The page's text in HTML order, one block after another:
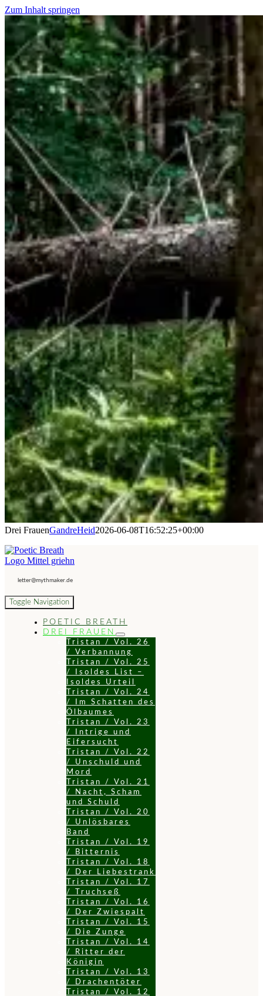
Zum Inhalt springen
Drei FrauenGandreHeid2026-06-08T16:52:25+00:00
letter@mythmaker.de
Toggle Navigation
POETIC BREATH
DREI FRAUEN
Tristan / Vol. 26
/ Verbannung
Tristan / Vol. 25
/ Isoldes List –
Isoldes Urteil
Tristan / Vol. 24
/ Im Schatten des
Ölbaumes
Tristan / Vol. 23
/ Intrige und
Eifersucht
Tristan / Vol. 22
/ Unschuld und
Mord
Tristan / Vol. 21
/ Nacht, Scham
und Schuld
Tristan / Vol. 20
/ Unlösbares
Band
Tristan / Vol. 19
/ Bitternis
Tristan / Vol. 18
/ Der Liebestrank
Tristan / Vol. 17
/ Truchseß
Tristan / Vol. 16
/ Der Zwiespalt
Tristan / Vol. 15
/ Die Zunge
Tristan / Vol. 14
/ Ritter der
Königin
Tristan / Vol. 13
/ Drachentöter
Tristan / Vol. 12